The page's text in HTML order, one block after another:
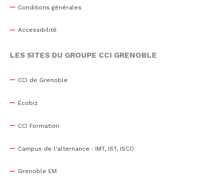
Conditions générales
Accessibilité
LES SITES DU GROUPE CCI GRENOBLE
CCI de Grenoble
Ecobiz
CCI Formation
Campus de l'alternance : IMT, IST, ISCO
Grenoble EM